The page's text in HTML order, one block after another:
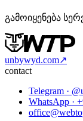
გამოიყენება
unbywyd.com↗
contact
Telegram ·
WhatsApp ·